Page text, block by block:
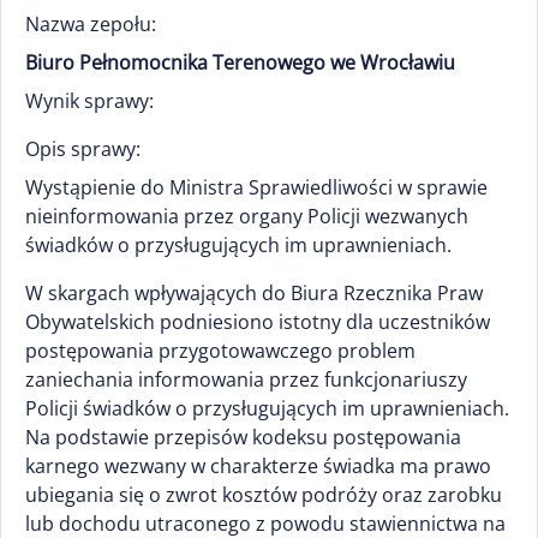
Nazwa zepołu:
Biuro Pełnomocnika Terenowego we Wrocławiu
Wynik sprawy:
Opis sprawy:
Wystąpienie do Ministra Sprawiedliwości w sprawie
nieinformowania przez organy Policji wezwanych
świadków o przysługujących im uprawnieniach.
W skargach wpływających do Biura Rzecznika Praw
Obywatelskich podniesiono istotny dla uczestników
postępowania przygotowawczego problem
zaniechania informowania przez funkcjonariuszy
Policji świadków o przysługujących im uprawnieniach.
Na podstawie przepisów kodeksu postępowania
karnego wezwany w charakterze świadka ma prawo
ubiegania się o zwrot kosztów podróży oraz zarobku
lub dochodu utraconego z powodu stawiennictwa na